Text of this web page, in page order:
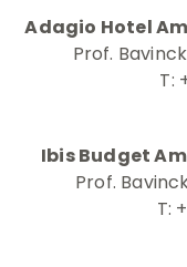
Adagio Hotel
Prof.
T:
Ibis Budget
Prof.
T: